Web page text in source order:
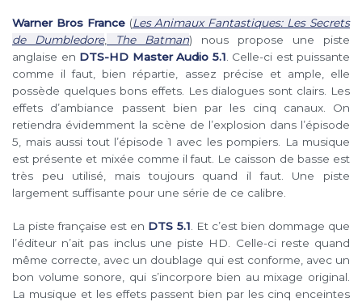
Warner Bros France(Les Animaux Fantastiques: Les Secrets
de Dumbledore, The Batman) nous propose une piste
anglaise en DTS-HD Master Audio 5.1. Celle-ci est puissante
comme il faut, bien répartie, assez précise et ample, elle
possède quelques bons effets. Les dialogues sont clairs. Les
effets d’ambiance passent bien par les cinq canaux. On
retiendra évidemment la scène de l’explosion dans l’épisode
5, mais aussi tout l’épisode 1 avec les pompiers. La musique
est présente et mixée comme il faut. Le caisson de basse est
très peu utilisé, mais toujours quand il faut. Une piste
largement suffisante pour une série de ce calibre.
La piste française est en DTS 5.1 . Et c’est bien dommage que
l’éditeur n’ait pas inclus une piste HD. Celle-ci reste quand
même correcte, avec un doublage qui est conforme, avec un
bon volume sonore, qui s’incorpore bien au mixage original.
La musique et les effets passent bien par les cinq enceintes